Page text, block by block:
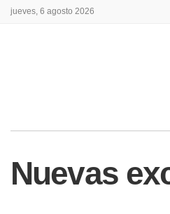
jueves, 6 agosto 2026
Nuevas